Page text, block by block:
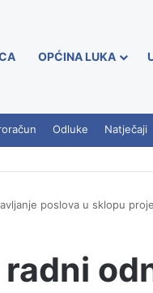
OPĆINA LUKA
Odluke Natječaji
poslova u sklopu